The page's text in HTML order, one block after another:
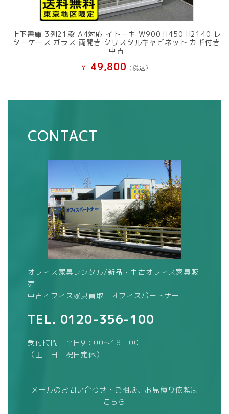
上下書庫 3列21段 A4対応 イトーキ W900 H450 H2140 レ
ターケース ガラス 両開き クリスタルキャビネット カギ付き
中古
¥ 49,800 (税込）
CONTACT
オフィス家具レンタル/新品・中古オフィス家具販
売
中古オフィス家具買取 オフィスパートナー
TEL. 0120-356-100
受付時間 平日9：00～18：00
（土・日・祝日定休）
メールのお問い合わせ・ご相談、お見積り依頼は
こちら